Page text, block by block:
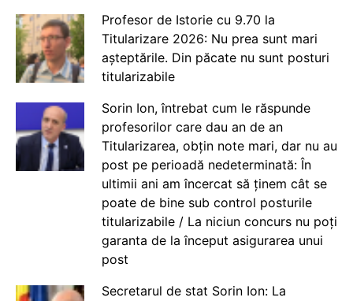
Profesor de Istorie cu 9.70 la
Titularizare 2026: Nu prea sunt mari
așteptările. Din păcate nu sunt posturi
titularizabile
Sorin Ion, întrebat cum le răspunde
profesorilor care dau an de an
Titularizarea, obțin note mari, dar nu au
post pe perioadă nedeterminată: În
ultimii ani am încercat să ținem cât se
poate de bine sub control posturile
titularizabile / La niciun concurs nu poți
garanta de la început asigurarea unui
post
Secretarul de stat Sorin Ion: La